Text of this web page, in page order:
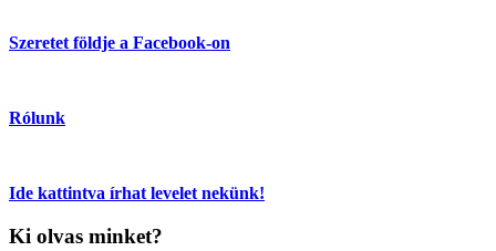
Szeretet földje a Facebook-on
Rólunk
Ide kattintva írhat levelet nekünk!
Ki olvas minket?